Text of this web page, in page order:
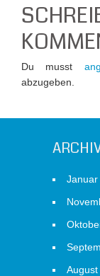
Du musst
abzugeben.
Januar